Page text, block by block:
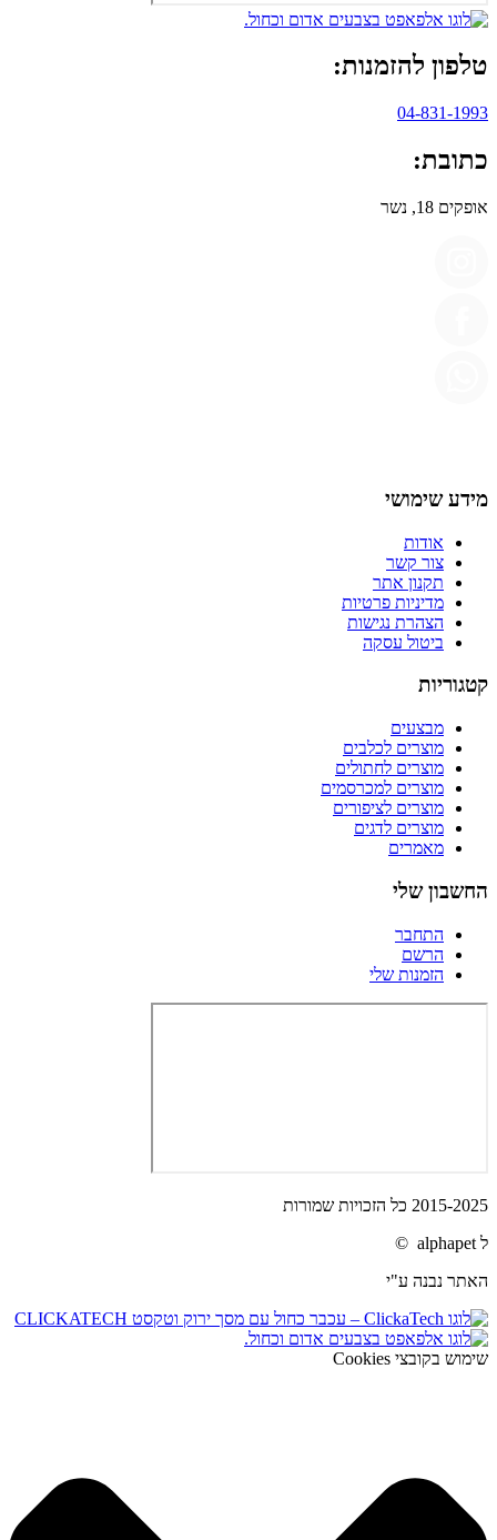
טלפון להזמנות:
04-831-1993
כתובת:
אופקים 18, נשר
מידע שימושי
אודות
צור קשר
תקנון אתר
מדיניות פרטיות
הצהרת נגישות
ביטול עסקה
קטגוריות
מבצעים
מוצרים לכלבים
מוצרים לחתולים
מוצרים למכרסמים
מוצרים לציפורים
מוצרים לדגים
מאמרים
החשבון שלי
התחבר
הרשם
הזמנות שלי
2015-2025 כל הזכויות שמורות
ל alphapet ©
האתר נבנה ע"י
שימוש בקובצי Cookies